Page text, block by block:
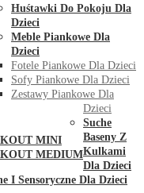
MINI
MEDIUM
Huśtawki Do Pokoju Dla
Dzieci
Meble Piankowe Dla
Dzieci
Fotele Piankowe Dla Dzieci
Sofy Piankowe Dla Dzieci
Zestawy Piankowe Dla
Dzieci
Suche
Baseny Z
Kulkami
Dla Dzieci
I Sensoryczne Dla Dzieci